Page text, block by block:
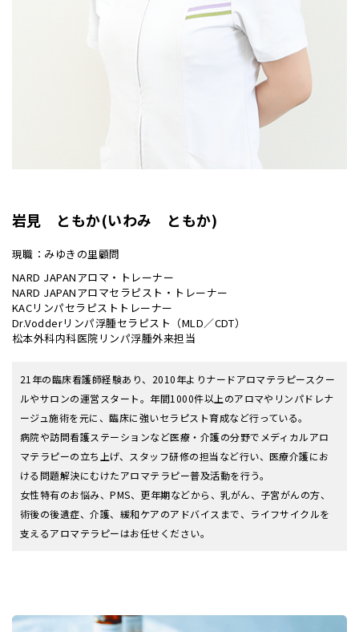
岩見 ともか(いわみ ともか)
現職：みゆきの里顧問
NARD JAPANアロマ・トレーナー
NARD JAPANアロマセラピスト・トレーナー
KACリンパセラピストトレーナー
Dr.Vodderリンパ浮腫セラピスト（MLD／CDT）
松本外科内科医院リンパ浮腫外来担当
21年の臨床看護師経験あり、2010年よりナードアロマテラピースクー
ルやサロンの運営スタート。年間1000件以上のアロマやリンパドレナ
ージュ施術を元に、臨床に強いセラピスト育成など行っている。
病院や訪問看護ステーションなど医療・介護の分野でメディカルアロ
マテラピーの立ち上げ、スタッフ研修の担当など行い、医療介護にお
ける問題解決にむけたアロマテラピー普及活動を行う。
女性特有のお悩み、PMS、更年期などから、乳がん、子宮がんの方、
術後の後遺症、介護、緩和ケアのアドバイスまで、ライフサイクルを
支えるアロマテラピーはお任せください。